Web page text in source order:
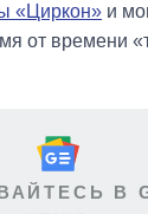
«Циркон» и
от времени
В